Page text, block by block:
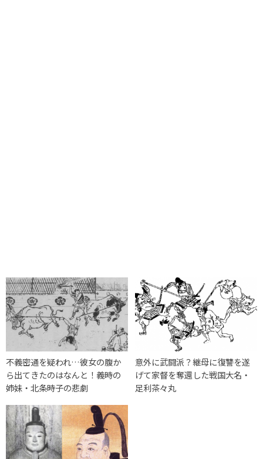
不義密通を疑われ…彼女の腹か
ら出てきたのはなんと！義時の
姉妹・北条時子の悲劇
意外に武闘派？継母に復讐を遂
げて家督を奪還した戦国大名・
足利茶々丸